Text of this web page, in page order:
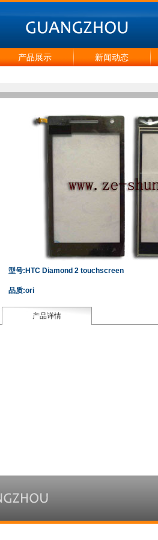
产品展示 新闻动态
型号:HTC Diamond 2 touchscreen
品质:ori
产品详情